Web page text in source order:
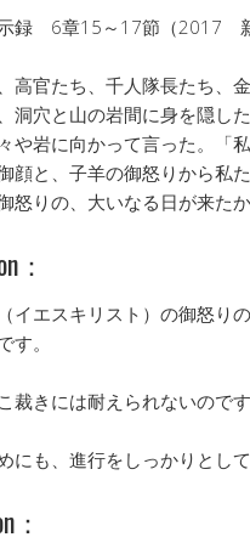
録 6章15～17節（2017 新
高官たち、千人隊長たち、
洞穴と山の岩間に身を隠した
や岩に向かって言った。「
顔と、子羊の御怒りから私
怒りの、大いなる日が来た
：
イエスキリスト）の御怒り
す。
裁きには耐えられないのです
にも、進行をしっかりとし
：